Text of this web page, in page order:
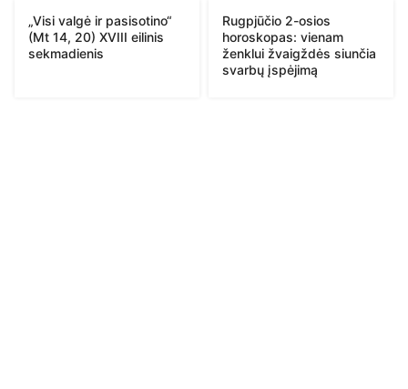
„Visi valgė ir pasisotino“
(Mt 14, 20) XVIII eilinis
sekmadienis
Rugpjūčio 2-osios
horoskopas: vienam
ženklui žvaigždės siunčia
svarbų įspėjimą